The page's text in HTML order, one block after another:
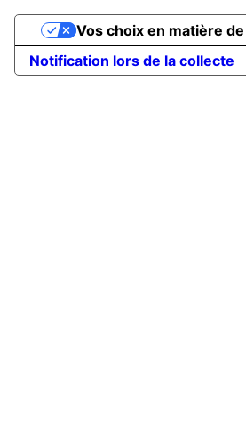
Notification lors de la collecte
Vos choix en matière